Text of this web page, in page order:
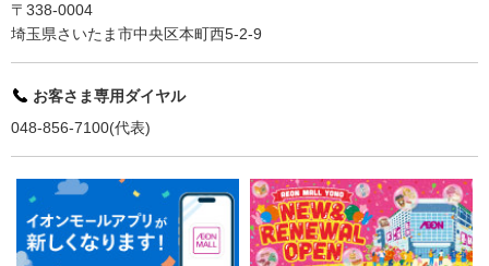
〒338-0004
埼玉県さいたま市中央区本町西5-2-9
お客さま専用ダイヤル
048-856-7100(代表)